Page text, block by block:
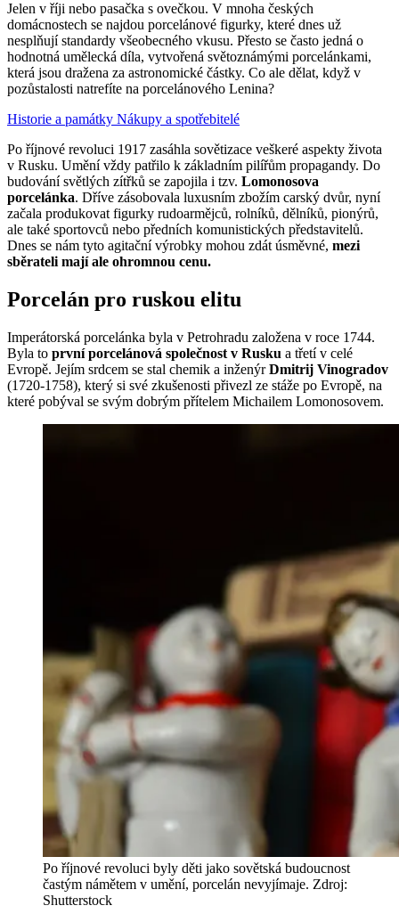
Jelen v říji nebo pasačka s ovečkou. V mnoha českých
domácnostech se najdou porcelánové figurky, které dnes už
nesplňují standardy všeobecného vkusu. Přesto se často jedná o
hodnotná umělecká díla, vytvořená světoznámými porcelánkami,
která jsou dražena za astronomické částky. Co ale dělat, když v
pozůstalosti natrefíte na porcelánového Lenina?
Historie a památky Nákupy a spotřebitelé
Po říjnové revoluci 1917 zasáhla sovětizace veškeré aspekty života
v Rusku. Umění vždy patřilo k základním pilířům propagandy. Do
budování světlých zítřků se zapojila i tzv. Lomonosova
porcelánka. Dříve zásobovala luxusním zbožím carský dvůr, nyní
začala produkovat figurky rudoarmějců, rolníků, dělníků, pionýrů,
ale také sportovců nebo předních komunistických představitelů.
Dnes se nám tyto agitační výrobky mohou zdát úsměvné, mezi
sběrateli mají ale ohromnou cenu.
Porcelán pro ruskou elitu
Imperátorská porcelánka byla v Petrohradu založena v roce 1744.
Byla to první porcelánová společnost v Rusku a třetí v celé
Evropě. Jejím srdcem se stal chemik a inženýrDmitrij Vinogradov
(1720-1758), který si své zkušenosti přivezl ze stáže po Evropě, na
které pobýval se svým dobrým přítelem Michailem Lomonosovem.
Po říjnové revoluci byly děti jako sovětská budoucnost
častým námětem v umění, porcelán nevyjímaje. Zdroj:
Shutterstock